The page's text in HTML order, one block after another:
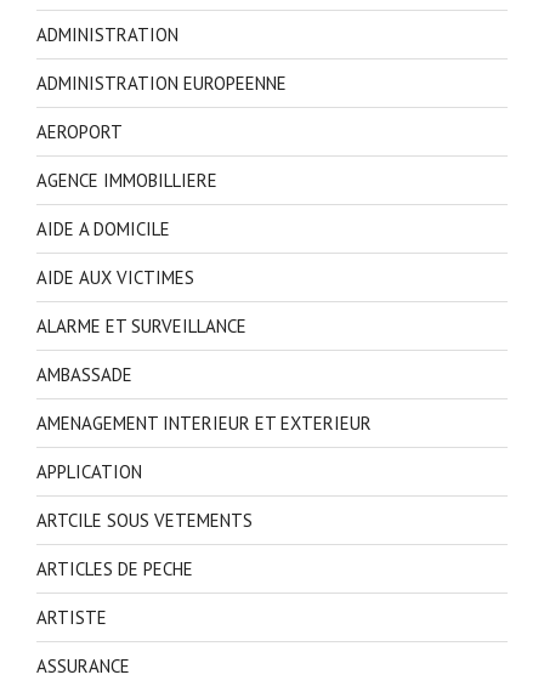
ADMINISTRATION
ADMINISTRATION EUROPEENNE
AEROPORT
AGENCE IMMOBILLIERE
AIDE A DOMICILE
AIDE AUX VICTIMES
ALARME ET SURVEILLANCE
AMBASSADE
AMENAGEMENT INTERIEUR ET EXTERIEUR
APPLICATION
ARTCILE SOUS VETEMENTS
ARTICLES DE PECHE
ARTISTE
ASSURANCE